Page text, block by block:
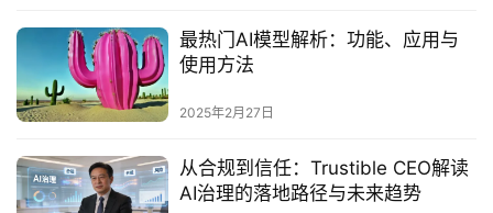
最热门AI模型解析：功能、应用与
使用方法‌
2025年2月27日
从合规到信任：Trustible CEO解读
AI治理的落地路径与未来趋势